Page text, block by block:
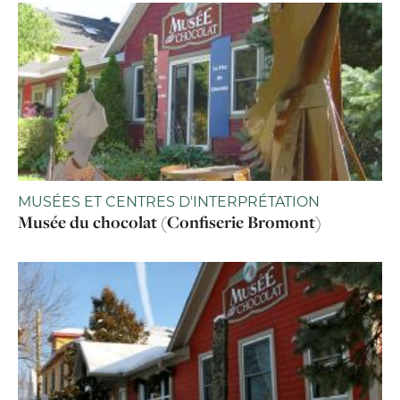
MUSÉES ET CENTRES D'INTERPRÉTATION
Musée du chocolat (Confiserie Bromont)